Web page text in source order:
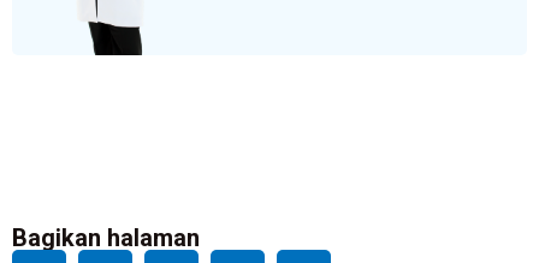
Bagikan halaman